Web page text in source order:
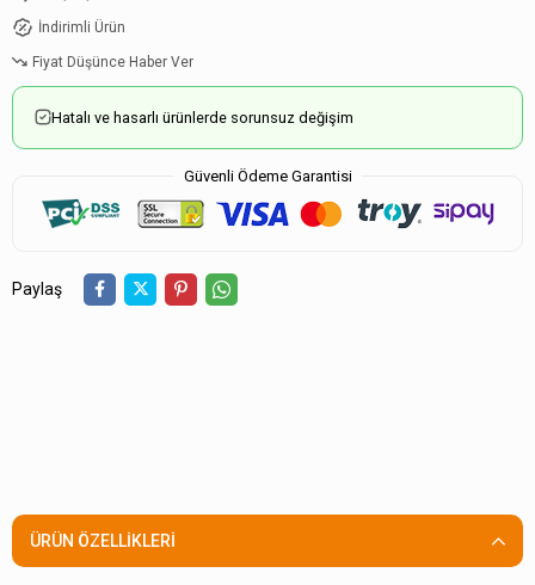
İndirimli Ürün
Fiyat Düşünce Haber Ver
Hatalı ve hasarlı ürünlerde sorunsuz değişim
Güvenli Ödeme Garantisi
Paylaş
ÜRÜN ÖZELLIKLERI